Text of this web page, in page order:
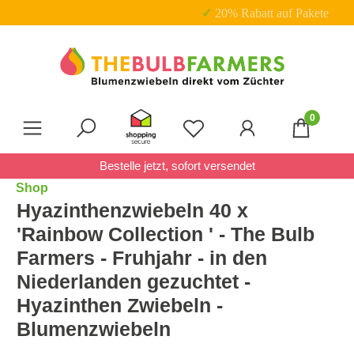
✓ 20% Rabatt auf Pakete
Du hast 0 Produkte auf
0
Bestelle jetzt, sofort versendet
Shop
Hyazinthenzwiebeln 40 x
'Rainbow Collection ' - The Bulb
Farmers - Fruhjahr - in den
Niederlanden gezuchtet -
Hyazinthen Zwiebeln -
Blumenzwiebeln